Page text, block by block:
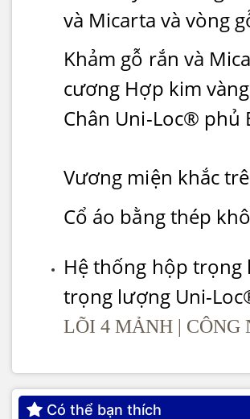
và Micarta và vòng
Khảm gỗ rắn và
cương Hợp kim
Chân Uni-Loc® phủ
Vương miện khắc
Cổ áo bằng thép
Hệ thống hộp
trọng lượng Uni-
LÕI 4 MẢNH | CÔNG
Có thể bạn thích